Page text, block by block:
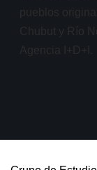
pueblos
Chubut y Río
Agencia I+D+I.